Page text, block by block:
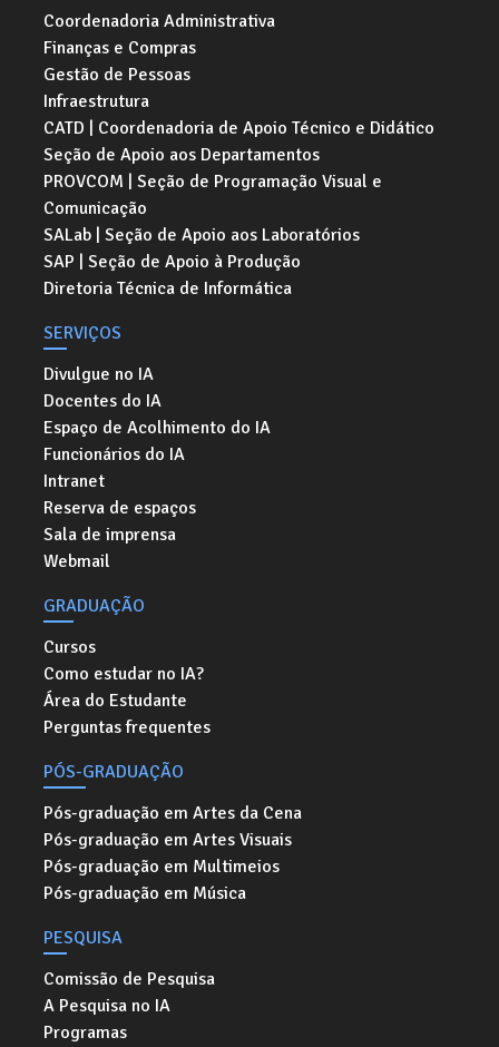
Coordenadoria Administrativa
Finanças e Compras
Gestão de Pessoas
Infraestrutura
CATD | Coordenadoria de Apoio Técnico e Didático
Seção de Apoio aos Departamentos
PROVCOM | Seção de Programação Visual e
Comunicação
SALab | Seção de Apoio aos Laboratórios
SAP | Seção de Apoio à Produção
Diretoria Técnica de Informática
SERVIÇOS
Divulgue no IA
Docentes do IA
Espaço de Acolhimento do IA
Funcionários do IA
Intranet
Reserva de espaços
Sala de imprensa
Webmail
GRADUAÇÃO
Cursos
Como estudar no IA?
Área do Estudante
Perguntas frequentes
PÓS-GRADUAÇÃO
Pós-graduação em Artes da Cena
Pós-graduação em Artes Visuais
Pós-graduação em Multimeios
Pós-graduação em Música
PESQUISA
Comissão de Pesquisa
A Pesquisa no IA
Programas